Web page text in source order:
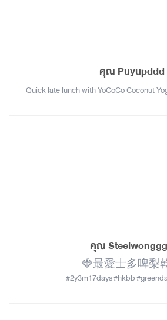
คุณ Puyupddd
Quick late lunch with YoCoCo Coconut
คุณ
🍓最愛士多啤梨
#2y3m17days #hkbb